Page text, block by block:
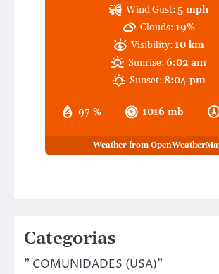
97 % 1016 mb
Wind Gust:5 mph
Clouds: 19%
Visibility: 10 km
Sunrise:6:02 am
Sunset:8:04 pm
Weather from
Categorias
" COMUNIDADES (USA)"